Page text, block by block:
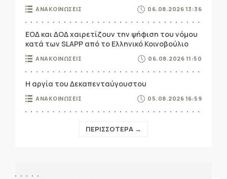
ΑΝΑΚΟΙΝΩΣΕΙΣ 06.08.2026 13:36
ΕΟΔ και ΔΟΔ χαιρετίζουν την ψήφιση του νόμου
κατά των SLAPP από το Ελληνικό Κοινοβούλιο
ΑΝΑΚΟΙΝΩΣΕΙΣ 06.08.2026 11:50
Η αργία του Δεκαπενταύγουστου
ΑΝΑΚΟΙΝΩΣΕΙΣ 05.08.2026 16:59
ΠΕΡΙΣΣΟΤΕΡΑ →